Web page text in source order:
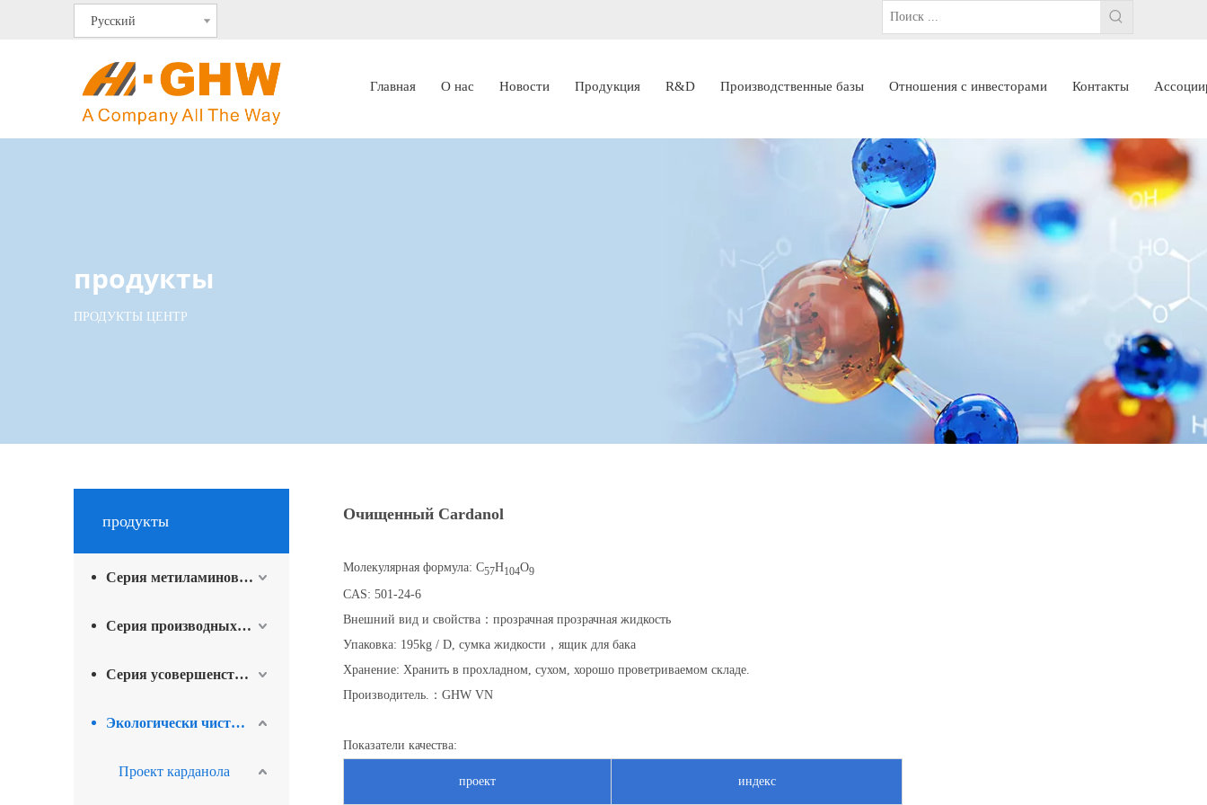
Pусский
Главная О нас Новости Продукция R&D Производственные базы Отношения с инвесторами Контакты
продукты
ПРОДУКТЫ ЦЕНТР
продукты
Серия метиламинов для промышленности
Серия производных йода и сопутствующая продукция
Серия усовершенствованных промежуточных материалов
Экологически чистые продукты
Проект карданола
Очищенный Cardanol
Молекулярная формула: C57H104O9
CAS: 501-24-6
Внешний вид и свойства：прозрачная прозрачная жидкость
Упаковка: 195kg / D, сумка жидкости，ящик для бака
Хранение: Хранить в прохладном, сухом, хорошо проветриваемом складе.
Производитель.：GHW VN
Показатели качества:
проект индекс